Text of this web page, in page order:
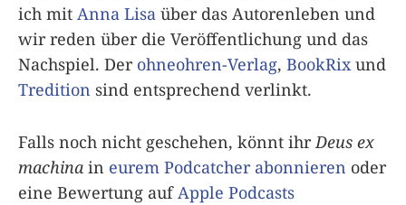
ich mit Anna Lisa über das Autorenleben und
wir reden über die Veröffentlichung und das
Nachspiel. Der ohneohren-Verlag, BookRix und
Tredition sind entsprechend verlinkt.
Falls noch nicht geschehen, könnt ihr Deus ex
machina in eurem Podcatcher abonnieren oder
eine Bewertung auf Apple Podcasts